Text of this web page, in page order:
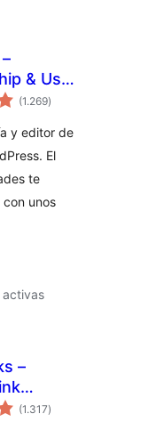
& User
Plugin
(1.269valoraciones
en
)
y editor de
El
te
unos
–
URL
(1.317valoraciones
en
)